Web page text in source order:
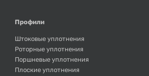
Профили
Штоковые уплотнения
Роторные уплотнения
Поршневые уплотнения
Плоские уплотнения